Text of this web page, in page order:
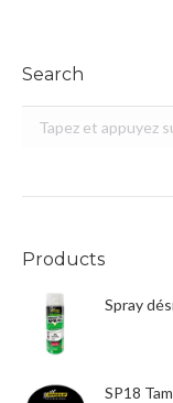
Search
Recherche
Products
Spray
SP18